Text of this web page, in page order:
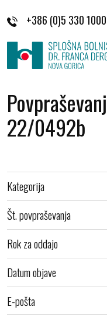
+386 (0)5 330 1000
22/0492b
Kategorija
Št. povpraševanja
Rok za oddajo
Datum objave
E-pošta